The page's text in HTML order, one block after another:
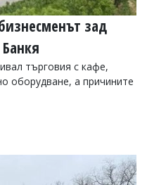
зад
търговия с кафе,
оборудване, а причините